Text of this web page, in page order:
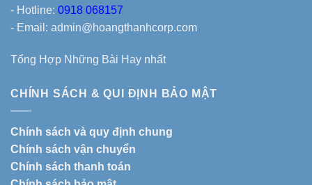
- Hotline: 0918 068157
- Email: admin@hoangthanhcorp.com
Tổng Hợp Những Bài Hay nhất
CHÍNH SÁCH & QUI ĐỊNH BẢO MẬT
Chính sách và quy định chung
Chính sách vận chuyển
Chính sách thanh toán